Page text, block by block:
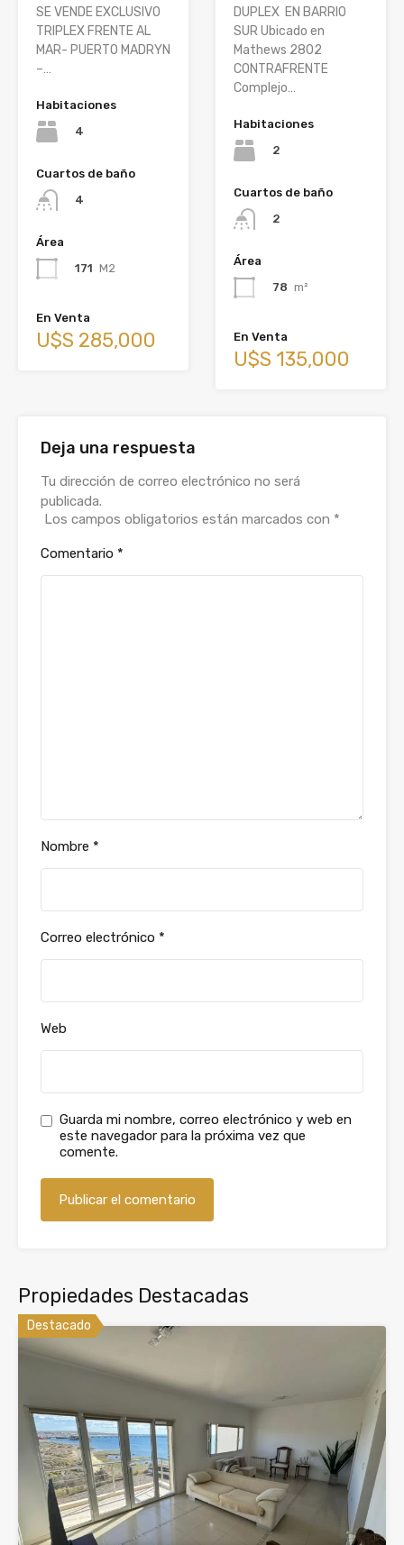
SE VENDE EXCLUSIVO
TRIPLEX FRENTE AL
MAR- PUERTO MADRYN
–…
Habitaciones
4
Cuartos de baño
4
Área
171 M2
En Venta
U$S 285,000
DUPLEX EN BARRIO
SUR Ubicado en
Mathews 2802
CONTRAFRENTE
Complejo…
Habitaciones
2
Cuartos de baño
2
Área
78 m²
En Venta
U$S 135,000
Deja una respuesta
Tu dirección de correo electrónico no será
publicada.
Los campos obligatorios están marcados con *
Comentario *
Nombre *
Correo electrónico *
Web
Guarda mi nombre, correo electrónico y web en
este navegador para la próxima vez que
comente.
Propiedades Destacadas
Destacado